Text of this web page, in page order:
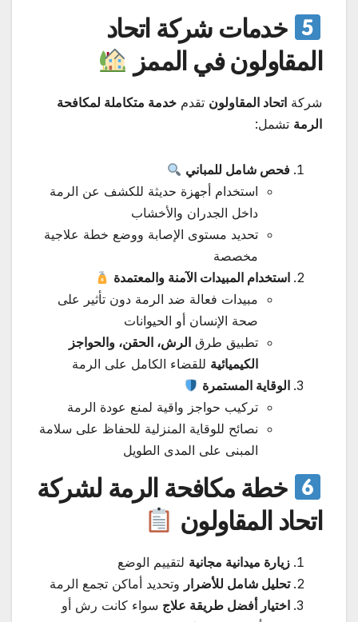
خدمات شركة اتحاد
المقاولون في الممز
شركة اتحاد المقاولون تقدم خدمة متكاملة لمكافحة
الرمة تشمل:
فحص شامل للمباني
استخدام أجهزة حديثة للكشف عن الرمة
داخل الجدران والأخشاب
تحديد مستوى الإصابة ووضع خطة علاجية
مخصصة
استخدام المبيدات الآمنة والمعتمدة
مبيدات فعالة ضد الرمة دون تأثير على
صحة الإنسان أو الحيوانات
تطبيق طرق الرش، الحقن، والحواجز
الكيميائية للقضاء الكامل على الرمة
الوقاية المستمرة
تركيب حواجز واقية لمنع عودة الرمة
نصائح للوقاية المنزلية للحفاظ على سلامة
المبنى على المدى الطويل
خطة مكافحة الرمة لشركة
اتحاد المقاولون
زيارة ميدانية مجانية لتقييم الوضع
تحليل شامل للأضرار وتحديد أماكن تجمع الرمة
اختيار أفضل طريقة علاج سواء كانت رش أو